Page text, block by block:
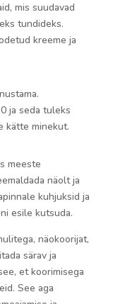
mis suudavad
tundideks.
kreeme ja
ja seda tuleks
kätte minekut.
meeste
näolt ja
kuhjuksid ja
esile kutsuda.
näokoorijat,
särav ja
et koorimisega
See aga